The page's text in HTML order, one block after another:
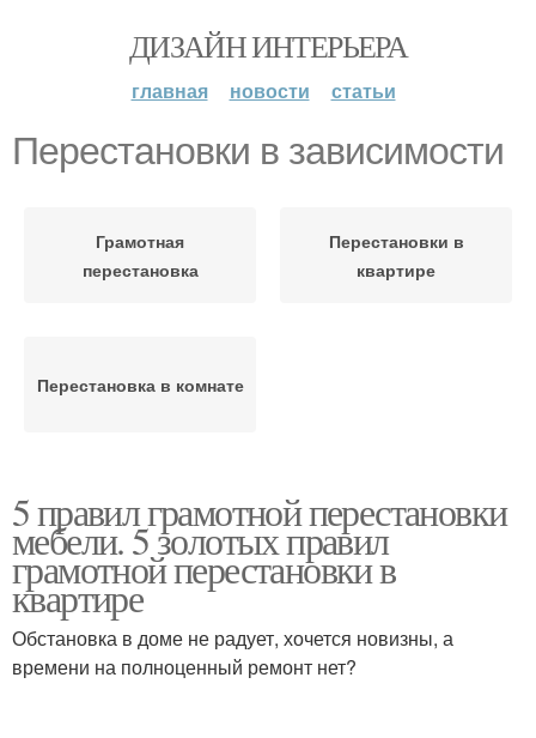
ДИЗАЙН ИНТЕРЬЕРА
главная новости статьи
Перестановки в зависимости
Грамотная
перестановка
Перестановки в
квартире
Перестановка в комнате
5 правил грамотной перестановки
мебели. 5 золотых правил
грамотной перестановки в
квартире
Обстановка в доме не радует, хочется новизны, а
времени на полноценный ремонт нет?